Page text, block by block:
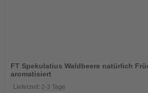
FT Spekulatius Waldbeere natürlich
aromatisiert
Lieferzeit: 2-3 Tage